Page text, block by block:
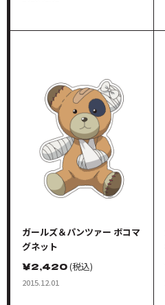
ラック
ガールズ＆パンツァー ボコマ
グネット
￥2,420(税込)
2015.12.01